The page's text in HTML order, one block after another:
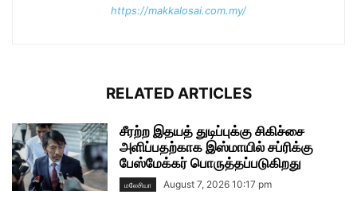
https://makkalosai.com.my/
RELATED ARTICLES
சீரற்ற இதயத் துடிப்புக்கு சிகிச்சை
அளிப்பதற்காக இஸ்மாயில் சப்ரிக்கு
பேஸ்மேக்கர் பொருத்தப்படுகிறது
மலேசியா August 7, 2026 10:17 pm